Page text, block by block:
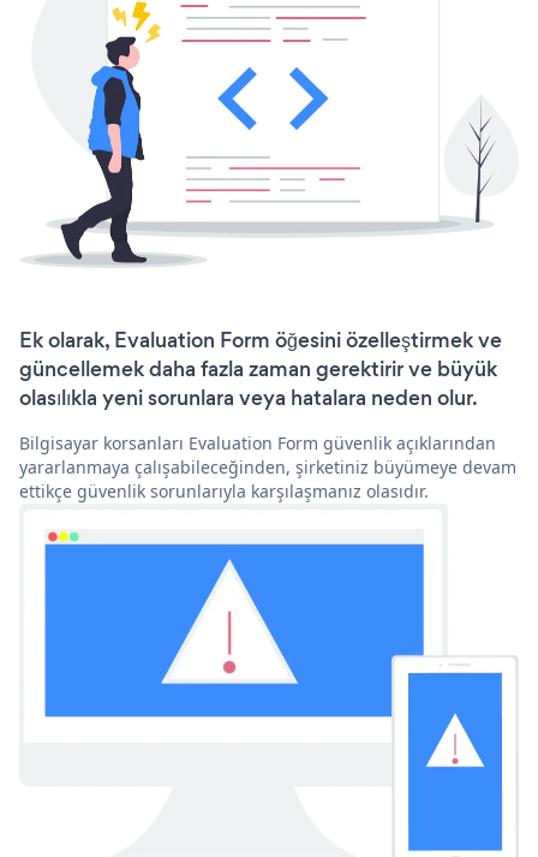
Ek olarak, Evaluation Form öğesini özelleştirmek ve
güncellemek daha fazla zaman gerektirir ve büyük
olasılıkla yeni sorunlara veya hatalara neden olur.
Bilgisayar korsanları Evaluation Form güvenlik açıklarından
yararlanmaya çalışabileceğinden, şirketiniz büyümeye devam
ettikçe güvenlik sorunlarıyla karşılaşmanız olasıdır.